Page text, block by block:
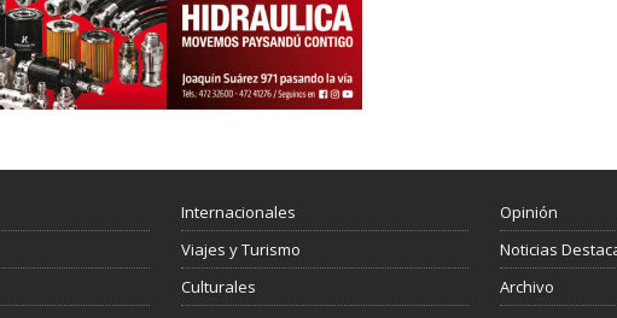
Internacionales
Viajes y Turismo
Culturales
Opinión
Noticias
Archivo